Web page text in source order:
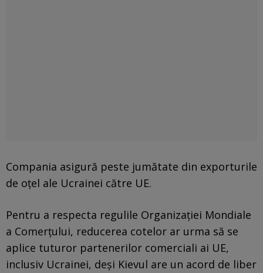
Compania asigură peste jumătate din exporturile
de oțel ale Ucrainei către UE.
Pentru a respecta regulile Organizației Mondiale
a Comerțului, reducerea cotelor ar urma să se
aplice tuturor partenerilor comerciali ai UE,
inclusiv Ucrainei, deși Kievul are un acord de liber